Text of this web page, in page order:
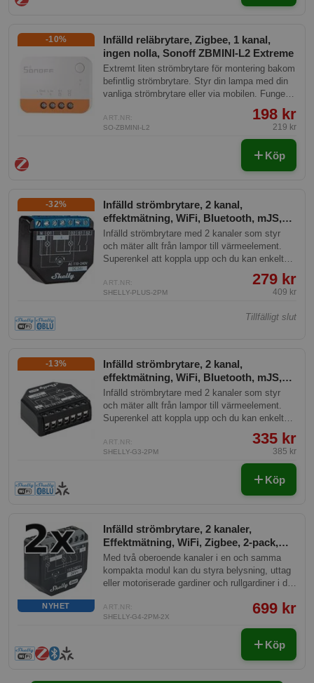
Infälld reläbrytare, Zigbee, 1 kanal,
ingen nolla, Sonoff ZBMINI-L2 Extreme
-10%
Extremt liten strömbrytare för montering bakom
befintlig strömbrytare. Styr din lampa med din
vanliga strömbrytare eller via mobilen. Fungerar
strömbrytare.
ART.NR:
SO-ZBMINI-L2
198 kr
219 kr
Köp
Infälld strömbrytare, 2 kanal,
effektmätning, WiFi, Bluetooth, mJS,
Shelly Plus 2PM
-32%
Infälld strömbrytare med 2 kanaler som styr
och mäter allt från lampor till värmeelement.
Superenkel att koppla upp och du kan enkelt
styra den från hela världen. Kraftfull med
effektmätning och inbyggd skriptmotor.
ART.NR:
SHELLY-PLUS-2PM
279 kr
409 kr
Tillfälligt slut
Infälld strömbrytare, 2 kanal,
effektmätning, WiFi, Bluetooth, mJS,
Shelly Plus 2PM G3
-13%
Infälld strömbrytare med 2 kanaler som styr
och mäter allt från lampor till värmeelement.
Superenkel att koppla upp och du kan enkelt
styra den från hela världen. Kraftfull med
effektmätning och inbyggd skriptmotor.
ART.NR:
SHELLY-G3-2PM
335 kr
385 kr
Köp
Infälld strömbrytare, 2 kanaler,
Effektmätning, WiFi, Zigbee, 2-pack,
Shelly 2PM Gen4
NYHET
Med två oberoende kanaler i en och samma
kompakta modul kan du styra belysning, uttag
eller motoriserade gardiner och rullgardiner i ditt
Effektmätning på varje kanal ger dig full koll på
energiförbrukningen i realtid. Modulen
installeras enkelt bakom befintliga strömbrytare
eller i en vägdosa och kräver inget nav för att
fungera. Passar dig som vill bygga ut sitt
ART.NR:
SHELLY-G4-2PM-2X
699 kr
Köp